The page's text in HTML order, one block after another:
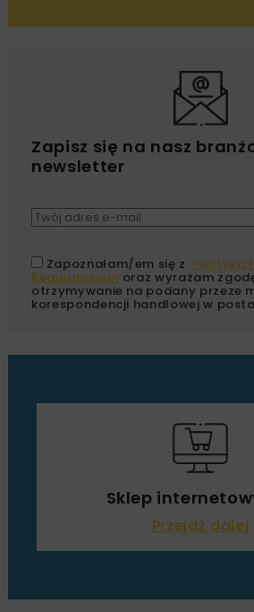
Zapisz się na nasz
newsletter
Zapoznałam/em się z Polityką
Regulaminem oraz wyrażam
otrzymywanie na podany przeze
korespondencji handlowej w
Sklep
Przejdź dalej